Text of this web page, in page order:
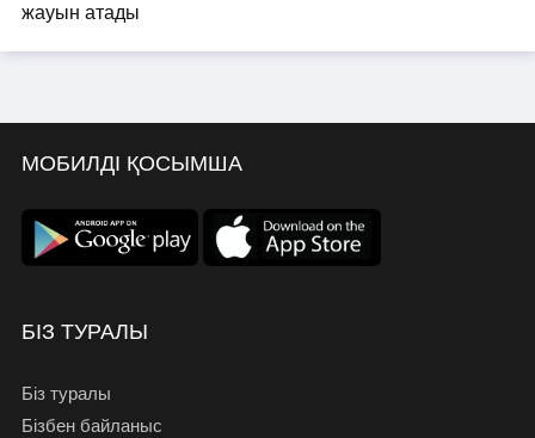
МОБИЛДІ ҚОСЫМША
БІЗ ТУРАЛЫ
Біз туралы
Бізбен байланыс